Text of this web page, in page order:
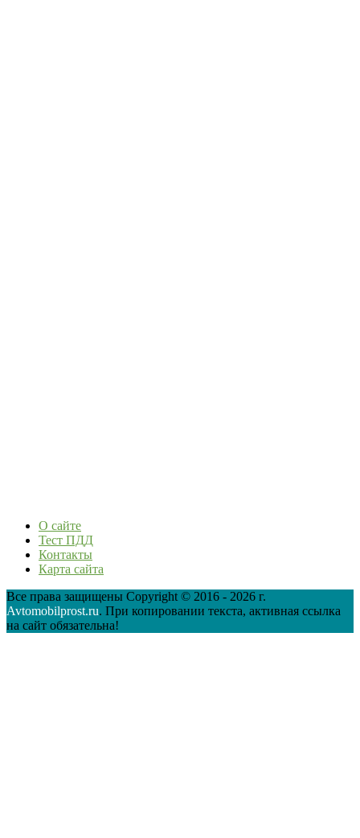
О сайте
Тест ПДД
Контакты
Карта сайта
Все права защищены Copyright © 2016 - 2026 г.
Avtomobilprost.ru. При копировании текста, активная ссылка
на сайт обязательна!